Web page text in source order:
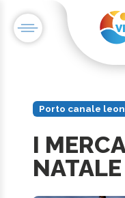
Porto canale
I
NATALE